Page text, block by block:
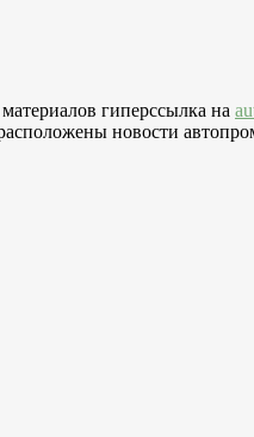
гиперссылка на
новости